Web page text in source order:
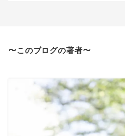
〜このブログの著者〜